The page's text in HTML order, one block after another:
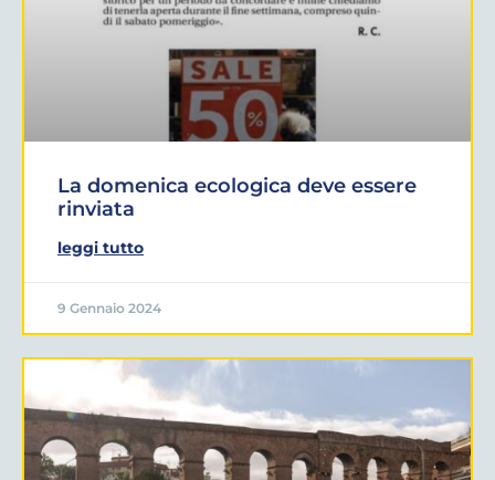
La domenica ecologica deve essere
rinviata
leggi tutto
9 Gennaio 2024